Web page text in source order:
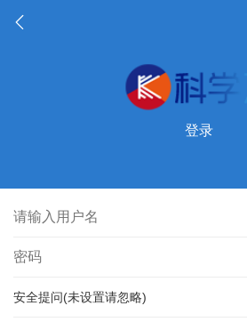
登录
安全提问(未设置请忽略)